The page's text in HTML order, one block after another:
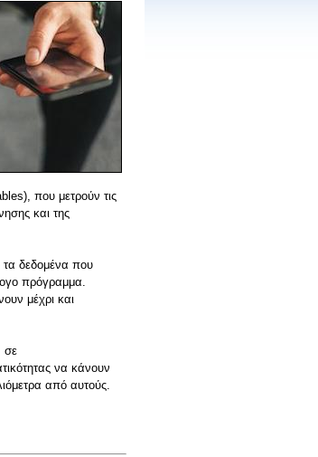
που μετρούν τις
και της
τα δεδομένα που
πρόγραμμα.
μέχρι και
σε
να κάνουν
από αυτούς.